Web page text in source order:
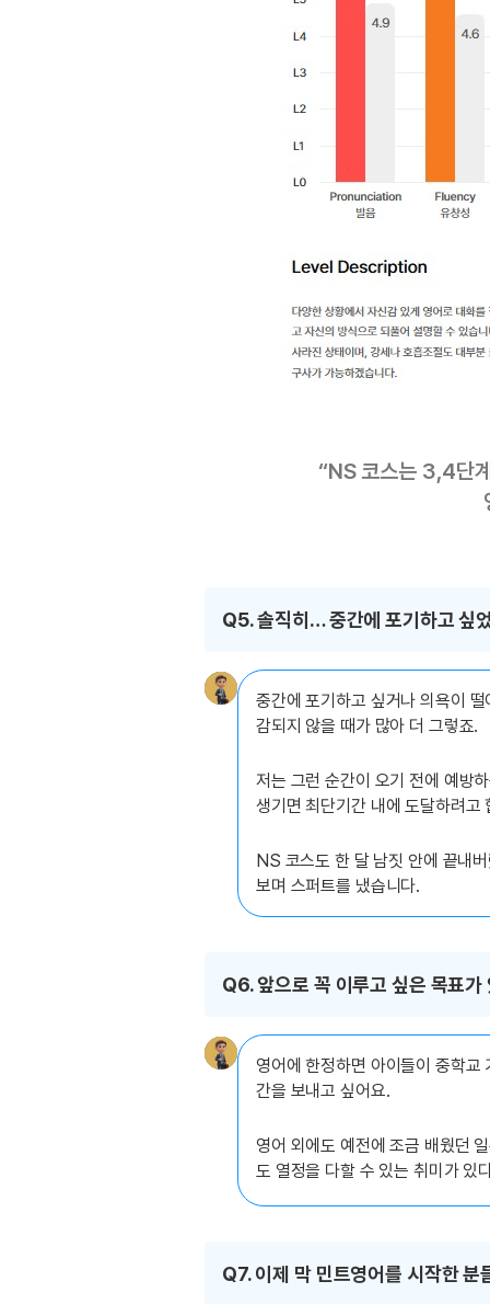
“NS 코스는 3,4단
Q5. 솔직히… 중간에 포기하고 싶
중간에 포기하고 싶거나 의욕이
감되지 않을 때가 많아 더 그렇죠.
저는 그런 순간이 오기 전에 예방
생기면 최단기간 내에 도달하려고
NS 코스도 한 달 남짓 안에 끝내
보며 스퍼트를 냈습니다.
Q6. 앞으로 꼭 이루고 싶은 목표가
영어에 한정하면 아이들이 중학교
간을 보내고 싶어요.
영어 외에도 예전에 조금 배웠던
도 열정을 다할 수 있는 취미가 있
Q7. 이제 막 민트영어를 시작한